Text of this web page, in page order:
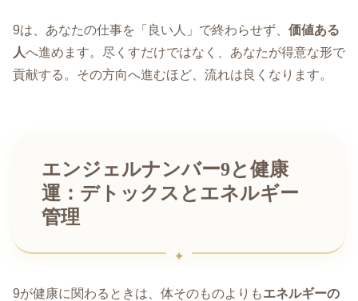
9は、あなたの仕事を「良い人」で終わらせず、 価値ある
人へ進めます。尽くすだけではなく、あなたが得意な形で
貢献する。その方向へ進むほど、流れは良くなります。
エンジェルナンバー9と健康
運：デトックスとエネルギー
管理
9が健康に関わるときは、体そのものよりもエネルギーの